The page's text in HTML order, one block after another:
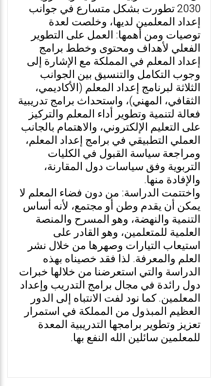
2030 تطورت بشكل متسارع في جوانب
إعداد المعلمين لديها، وخلصت لعدة
توصيات ومن أهمها: العمل على التطوير
الفعلي لأهداف ومحتوى وخطط برامج
إعداد المعلم في المملكة مع الإشارة إلى
وجوب التكامل والتنسيق بين الجوانب
الثلاثة لبرنامج إعداد المعلم (الأكاديمي،
الثقافي، المهني)، واستحداث برامج تدريبية
فعالة لتنمية وتطوير أداء المعلم والتركيز
على التعليم الإلكتروني، والاهتمام بالجانب
العملي التطبيقي في برامج إعداد المعلم،
ومراجعة سياسة القبول في الكليات
التربوية وفق سياسات دول المقارنة،
والإفادة منها.
واختتمت الدراسة: من دون فضاء المعلم لا
يمكن أن يقدم وطن أو مجتمع، لأنه أساس
التنمية والنهضة، وهو المسرح والمنصة
العلمية للمتعلمين، وهو القادر على
استيعاب التيارات وصهرها من خلال نشر
العلم والمعرفة. لذا فقد خصيناه بهذه
الدراسة والتي استعرضنا من خلالها خبرات
دول رائدة في مجال برامج التدريب وإعداد
المعلمين. كما نود لفت الانتباه إلى الدور
العظيم المبذول من المملكة في استمرار
تعزيز وتطوير برامجها التدريبية المعدة
للمعلمين سائلين الله النفع بها.